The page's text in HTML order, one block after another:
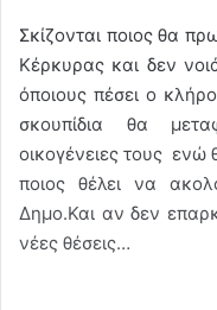
Σκίζονται ποιος θα
Κέρκυρας και δεν
όποιους πέσει ο
σκουπίδια θα
οικογένειες τους ενώ
ποιος θέλει να
Δημο.Και αν δεν
νέες θέσεις…